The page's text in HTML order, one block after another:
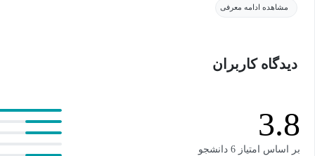
کلاسیک به صورت اصولی به هنرجویان آموزش داده می شود. این
مشاهده ادامه معرفی
دیدگاه کاربران
3.8
بر اساس امتیاز 6 دانشجو